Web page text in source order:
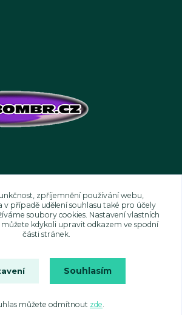
na Eshop-rychle.cz
zpříjemnění používání webu,
v případě udělení souhlasu také pro účely
soubory cookies. Nastavení vlastních
můžete kdykoli upravit odkazem ve spodní
části stránek.
Souhlasím
můžete odmítnout zde